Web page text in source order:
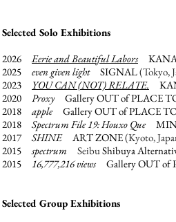
Selected Solo Exhibitions
2026Eerie and Beautiful Labors
2025 even given lightSIGNAL(Tokyo,
2023 YOU CAN (NOT) RELATE.
2020 Proxy Gallery OUT of PLACE
2018 appleGallery OUT of PLACE
2018Spectrum File 19: Houxo Que
2017SHINEART ZONE(Kyoto,
2015spectrum SeibuShibuya
2015
16,777,216 views Gallery OUT of
Selected Group Exhibitions